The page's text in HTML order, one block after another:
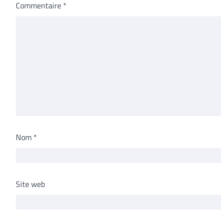
Commentaire *
Nom *
Site web